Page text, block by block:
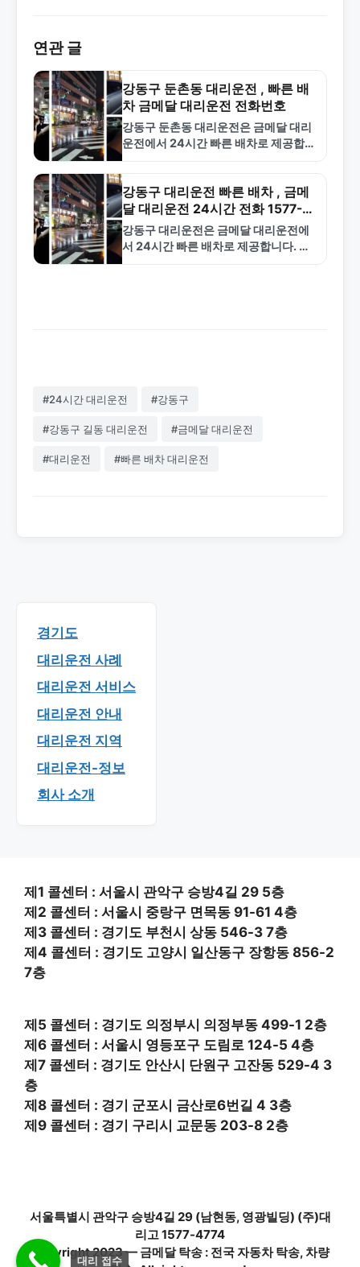
연관 글
강동구 둔촌동 대리운전 , 빠른 배
차 금메달 대리운전 전화번호
강동구 둔촌동 대리운전은 금메달 대리
운전에서 24시간 빠른 배차로 제공합니
강동구 대리운전 빠른 배차 , 금메
달 대리운전 24시간 전화 1577-
4774
강동구 대리운전은 금메달 대리운전에
서 24시간 빠른 배차로 제공합니다. 합
#24시간 대리운전 #강동구
#강동구 길동 대리운전 #금메달 대리운전
#대리운전 #빠른 배차 대리운전
경기도
대리운전 사례
대리운전 서비스
대리운전 안내
대리운전 지역
대리운전-정보
회사 소개
제1 콜센터 : 서울시 관악구 승방4길 29 5층
제2 콜센터 : 서울시 중랑구 면목동 91-61 4층
제3 콜센터 : 경기도 부천시 상동 546-3 7층
제4 콜센터 : 경기도 고양시 일산동구 장항동 856-2
7층
제5 콜센터 : 경기도 의정부시 의정부동 499-1 2층
제6 콜센터 : 서울시 영등포구 도림로 124-5 4층
제7 콜센터 : 경기도 안산시 단원구 고잔동 529-4 3
층
제8 콜센터 : 경기 군포시 금산로6번길 4 3층
제9 콜센터 : 경기 구리시 교문동 203-8 2층
서울특별시 관악구 승방4길 29 (남현동, 영광빌딩) (주)대
리고 1577-4774
Copyright 2023 — 금메달 탁송 : 전국 자동차 탁송, 차량
대리 접수